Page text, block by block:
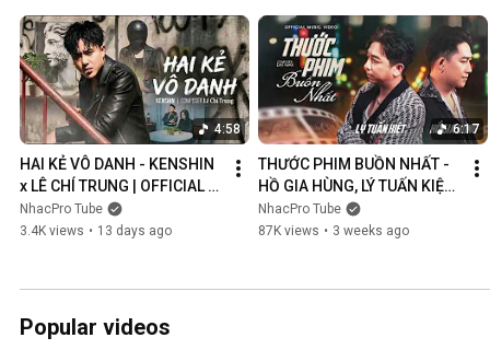
4:58
HAI KẺ VÔ DANH - KENSHIN
x LÊ CHÍ TRUNG | OFFICIAL
MUSIC VIDEO
NhacPro Tube
3.4K views • 13 days ago
6:17
THƯỚC PHIM BUỒN NHẤT -
HỒ GIA HÙNG, LÝ TUẤN KIỆT |
OFFICIAL MUSIC VIDEO
NhacPro Tube
87K views • 3 weeks ago
Popular videos